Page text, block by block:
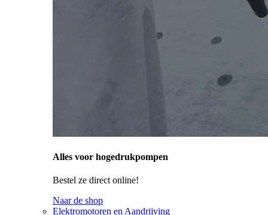
Alles voor hogedrukpompen
Bestel ze direct online!
Naar de shop
Elektromotoren en Aandrijving